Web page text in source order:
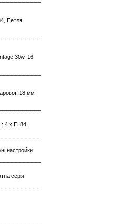
Петля
30w. 16
18 мм
4 x EL84,
настройки
серія